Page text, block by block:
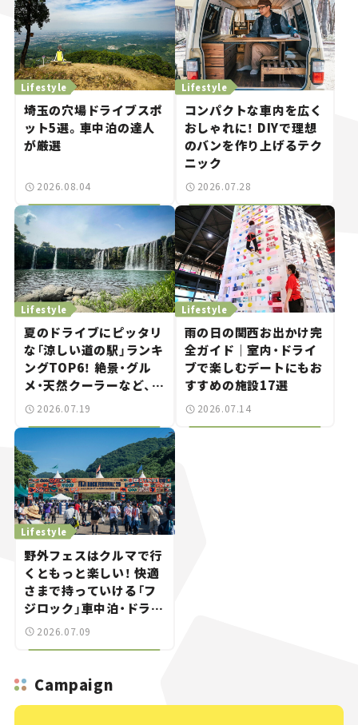
Lifestyle
埼玉の穴場ドライブスポ
ット5選。車中泊の達人
が厳選
2026.08.04
Lifestyle
コンパクトな車内を広く
おしゃれに！ DIYで理想
のバンを作り上げるテク
ニック
2026.07.28
Lifestyle
夏のドライブにピッタリ
な「涼しい道の駅」ランキ
ングTOP6！ 絶景・グル
メ・天然クーラーなど、避
暑におすすめのスポット
推し駅ガイド】vol.15
2026.07.19
Lifestyle
雨の日の関西お出かけ完
全ガイド｜室内・ドライ
ブで楽しむデートにもお
すすめの施設17選
2026.07.14
Lifestyle
野外フェスはクルマで行
くともっと楽しい！ 快適
さまで持っていける「フ
ジロック」車中泊・ドライ
ブガイド。
2026.07.09
Campaign